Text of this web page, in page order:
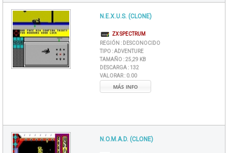
N.E.X.U.S. (CLONE)
ZX SPECTRUM
REGIÓN : DESCONOCIDO
TIPO :ADVENTURE
TAMAÑO :25,29 KB
DESCARGA : 132
VALORAR : 0.00
MÁS INFO
N.O.M.A.D. (CLONE)